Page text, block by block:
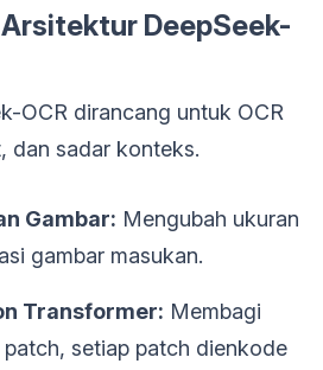
DeepSeek-
OCR dirancang untuk OCR
dan sadar konteks.
Gambar: Mengubah ukuran
gambar masukan.
Transformer: Membagi
patch, setiap patch dienkode